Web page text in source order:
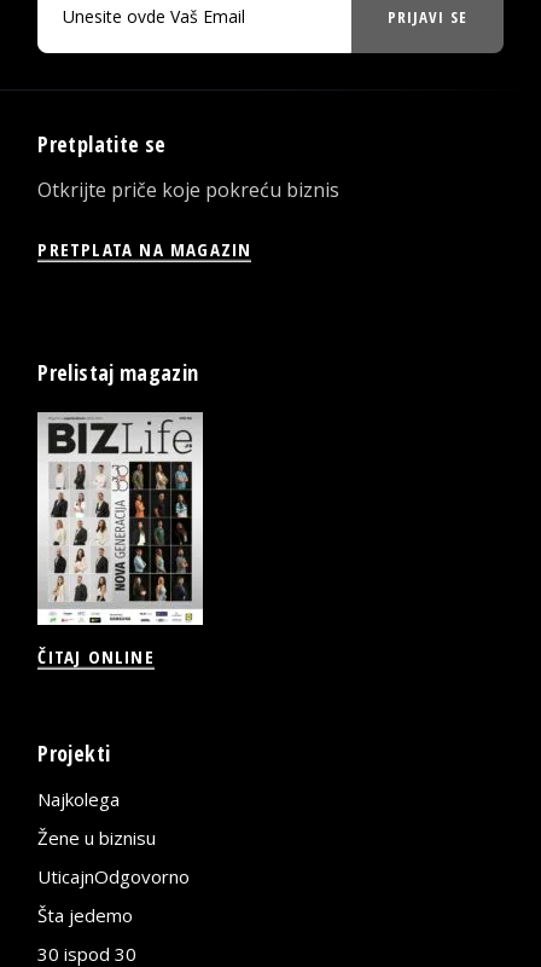
PRIJAVI SE
Pretplatite se
Otkrijte priče koje pokreću biznis
PRETPLATA NA MAGAZIN
Prelistaj magazin
ČITAJ ONLINE
Projekti
Najkolega
Žene u biznisu
UticajnOdgovorno
Šta jedemo
30 ispod 30